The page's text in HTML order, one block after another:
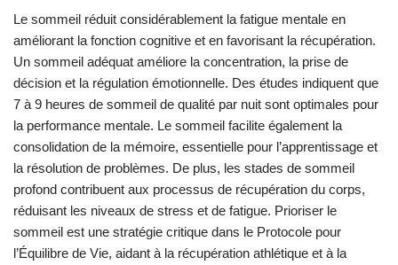
Le sommeil réduit considérablement la fatigue mentale en
améliorant la fonction cognitive et en favorisant la récupération.
Un sommeil adéquat améliore la concentration, la prise de
décision et la régulation émotionnelle. Des études indiquent que
7 à 9 heures de sommeil de qualité par nuit sont optimales pour
la performance mentale. Le sommeil facilite également la
consolidation de la mémoire, essentielle pour l’apprentissage et
la résolution de problèmes. De plus, les stades de sommeil
profond contribuent aux processus de récupération du corps,
réduisant les niveaux de stress et de fatigue. Prioriser le
sommeil est une stratégie critique dans le Protocole pour
l’Équilibre de Vie, aidant à la récupération athlétique et à la